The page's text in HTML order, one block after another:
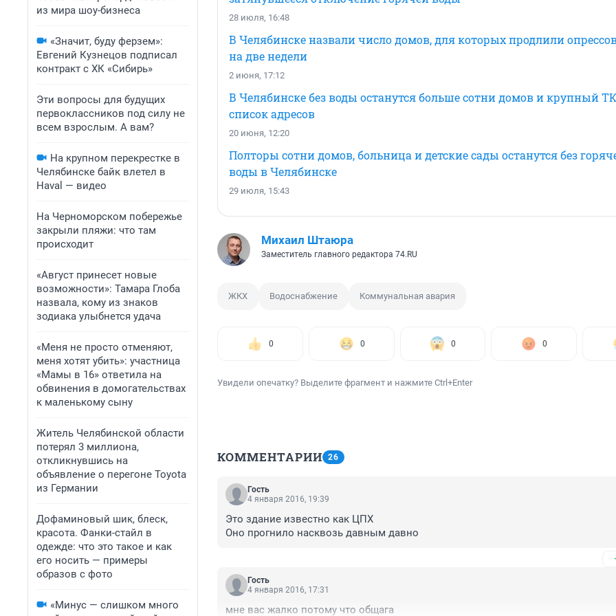
из мира шоу-бизнеса
«Значит, буду ферзем»:
Евгений Кузнецов подписал
контракт с ХК «Сибирь»
Эти вопросы для будущих
первоклассников под силу не
всем взрослым. А вам?
На крупном перекрестке в
Челябинске байк влетел в
Haval — видео
На Черноморском побережье
закрыли пляжи: что там
происходит
«Август принесет новые
возможности»: Тамара Глоба
назвала, кому из знаков
зодиака улыбнется удача
«Меня не просто отменяют,
меня хотят убить»: участница
«Мамы в 16» ответила на
обвинения в домогательствах
к маленькому сыну
Житель Челябинской области
потерял 3 миллиона,
откликнувшись на
объявление о перегоне Toyota
из Германии
Дофаминовый шик, блеск,
красота. Фанки-стайл в
одежде: что это такое и как
его носить — примеры
образов с фото
«Минус — слишком много
28 июля, 16:48
В Челябинске назвали число домов, для которых продлили
на две недели
2 июня, 17:12
В Челябинске без воды останутся больше сотни домов и крупный
список адресов
20 июня, 12:20
Полторы сотни домов, больница и детские сады останутся без
воды в Челябинске
29 июля, 15:43
Михаил Штаюра
Заместитель главного редактора 74.RU
ЖКХ Водоснабжение Коммунальная авария
0 0 0 0
Увидели опечатку? Выделите фрагмент и нажмите Ctrl+Enter
КОММЕНТАРИИ 26
Гость
4 января 2016, 19:39
Это здание известно как ЦПХ
Оно прогнило насквозь давным давно
Гость
4 января 2016, 17:31
мне вас жалко потому что общага